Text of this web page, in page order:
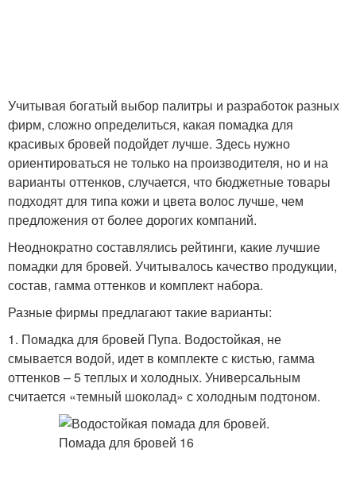
Учитывая богатый выбор палитры и разработок разных
фирм, сложно определиться, какая помадка для
красивых бровей подойдет лучше. Здесь нужно
ориентироваться не только на производителя, но и на
варианты оттенков, случается, что бюджетные товары
подходят для типа кожи и цвета волос лучше, чем
предложения от более дорогих компаний.
Неоднократно составлялись рейтинги, какие лучшие
помадки для бровей. Учитывалось качество продукции,
состав, гамма оттенков и комплект набора.
Разные фирмы предлагают такие варианты:
1. Помадка для бровей Пупа. Водостойкая, не
смывается водой, идет в комплекте с кистью, гамма
оттенков – 5 теплых и холодных. Универсальным
считается «темный шоколад» с холодным подтоном.